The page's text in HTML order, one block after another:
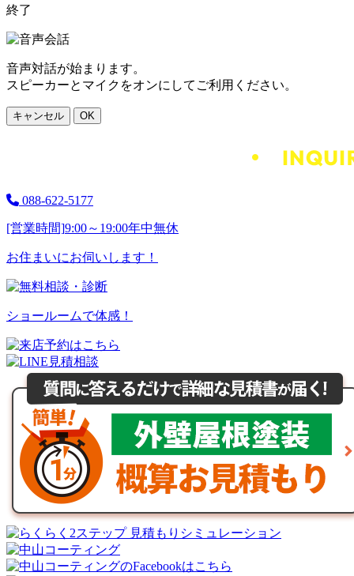
終了
音声対話が始まります。
スピーカーとマイクをオンにしてご利用ください。
キャンセル OK
088-622-5177
[営業時間]9:00～19:00年中無休
お住まいにお伺いします！
ショールームで体感！